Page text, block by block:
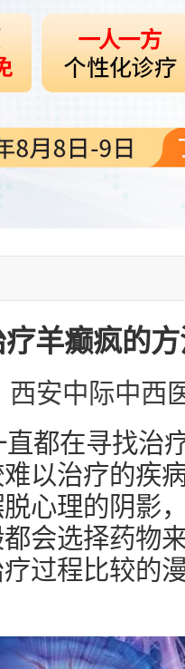
羊癫疯的
西安中际中西
都在寻找治
以治疗的疾
心理的阴影
会选择药物
过程比较的